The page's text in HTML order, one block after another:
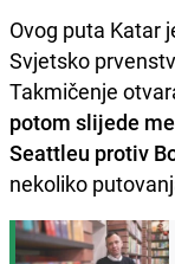
Ovog puta Katar
Svjetsko
Takmičenje
potom slijede
Seattleu protiv
nekoliko